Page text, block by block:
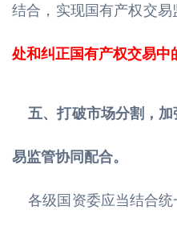
结合，实现国有产权交
处和纠正国有产权交易中
五、打破市场分割，
易监管协同配合。
各级国资委应当结合统